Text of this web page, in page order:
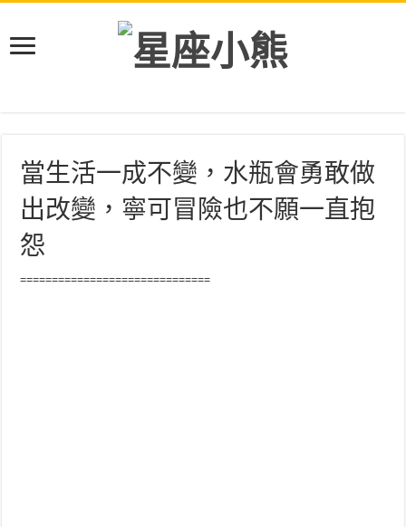
當生活一成不變，水瓶會勇敢做
出改變，寧可冒險也不願一直抱
怨
==============================